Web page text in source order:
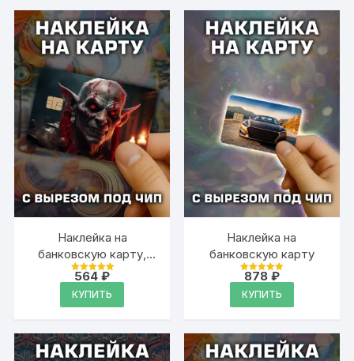
Наклейка на
банковскую карту,
вырез под чип, винил
Оценка
из 5
564₽
КУПИТЬ
Наклейка на
банковскую карту
Оценка
из 5
878 ₽
КУПИТЬ